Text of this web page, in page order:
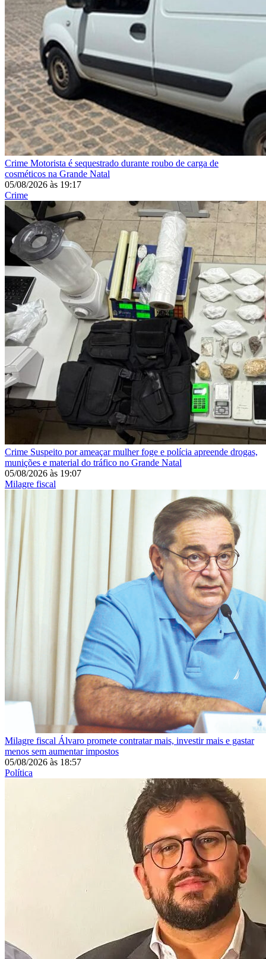
Crime Motorista é sequestrado durante roubo de carga de
cosméticos na Grande Natal
05/08/2026 às 19:17
Crime
Crime Suspeito por ameaçar mulher foge e polícia apreende drogas,
munições e material do tráfico no Grande Natal
05/08/2026 às 19:07
Milagre fiscal
Milagre fiscal Álvaro promete contratar mais, investir mais e gastar
menos sem aumentar impostos
05/08/2026 às 18:57
Política